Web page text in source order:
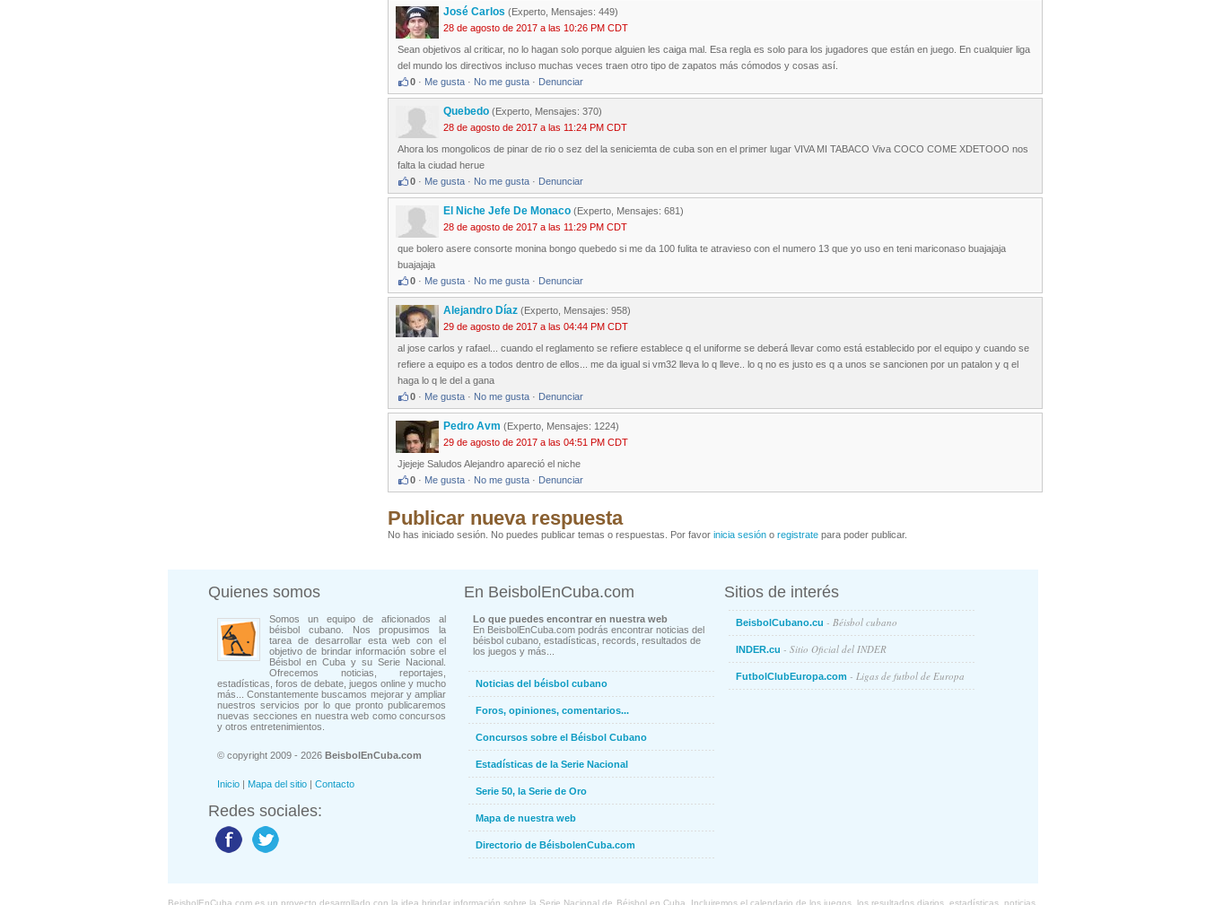
José Carlos (Experto, Mensajes: 449)
28 de agosto de 2017 a las 10:26 PM CDT
Sean objetivos al criticar, no lo hagan solo porque alguien les caiga mal. Esa regla es solo para los jugadores que están en juego. En cualquier liga
del mundo los directivos incluso muchas veces traen otro tipo de zapatos más cómodos y cosas así.
0 · Me gusta · No me gusta · Denunciar
Quebedo (Experto, Mensajes: 370)
28 de agosto de 2017 a las 11:24 PM CDT
Ahora los mongolicos de pinar de rio o sez del la seniciemta de cuba son en el primer lugar VIVA MI TABACO Viva COCO COME XDETOOO nos
falta la ciudad herue
0 · Me gusta · No me gusta · Denunciar
El Niche Jefe De Monaco (Experto, Mensajes: 681)
28 de agosto de 2017 a las 11:29 PM CDT
que bolero asere consorte monina bongo quebedo si me da 100 fulita te atravieso con el numero 13 que yo uso en teni mariconaso buajajaja
buajajaja
0 · Me gusta · No me gusta · Denunciar
Alejandro Díaz (Experto, Mensajes: 958)
29 de agosto de 2017 a las 04:44 PM CDT
al jose carlos y rafael... cuando el reglamento se refiere establece q el uniforme se deberá llevar como está establecido por el equipo y cuando se
refiere a equipo es a todos dentro de ellos... me da igual si vm32 lleva lo q lleve.. lo q no es justo es q a unos se sancionen por un patalon y q el
haga lo q le del a gana
0 · Me gusta · No me gusta · Denunciar
Pedro Avm (Experto, Mensajes: 1224)
29 de agosto de 2017 a las 04:51 PM CDT
Jjejeje Saludos Alejandro apareció el niche
0 · Me gusta · No me gusta · Denunciar
Publicar nueva respuesta
No has iniciado sesión. No puedes publicar temas o respuestas. Por favor inicia sesión o registrate para poder publicar.
Quienes somos
Somos un equipo de aficionados al
béisbol cubano. Nos propusimos la
tarea de desarrollar esta web con el
objetivo de brindar información sobre el
Béisbol en Cuba y su Serie Nacional.
Ofrecemos noticias, reportajes,
estadísticas, foros de debate, juegos online y mucho
más... Constantemente buscamos mejorar y ampliar
nuestros servicios por lo que pronto publicaremos
nuevas secciones en nuestra web como concursos
y otros entretenimientos.
© copyright 2009 - 2026 BeisbolEnCuba.com
Inicio | Mapa del sitio | Contacto
Redes sociales:
En BeisbolEnCuba.com
Lo que puedes encontrar en nuestra web
En BeisbolEnCuba.com podrás encontrar noticias del
béisbol cubano, estadísticas, records, resultados de
los juegos y más...
Noticias del béisbol cubano
Foros, opiniones, comentarios...
Concursos sobre el Béisbol Cubano
Estadísticas de la Serie Nacional
Serie 50, la Serie de Oro
Mapa de nuestra web
Directorio de BéisbolenCuba.com
Sitios de interés
BeisbolCubano.cu - Béisbol cubano
INDER.cu - Sitio Oficial del INDER
FutbolClubEuropa.com - Ligas de futbol de Europa
BeisbolEnCuba.com es un proyecto desarrollado con la idea brindar información sobre la Serie Nacional de Béisbol en Cuba. Incluiremos el calendario de los juegos, los resultados diarios, estadísticas, noticias,